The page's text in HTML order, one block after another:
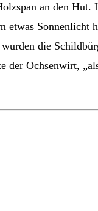
an den Hut.
etwas Sonnenlicht
die
der Ochsenwirt,